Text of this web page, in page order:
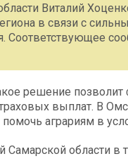
Виталий
в связи с
Соответствующее
решение
выплат. В
аграриям в
Самарской области